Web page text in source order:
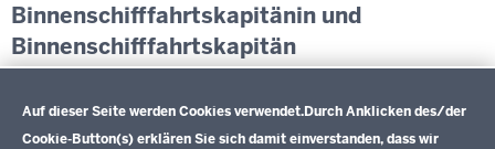
Auf dieser Seite werden Cookies verwendet.Durch Anklicken des/der
Cookie-Button(s) erklären Sie sich damit einverstanden, dass wir
Binnenschifffahrtskapitänin und
Binnenschifffahrtskapitän
Informationen